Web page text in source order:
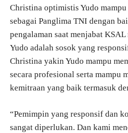
Christina optimistis Yudo mampu
sebagai Panglima TNI dengan
pengalaman saat menjabat
Yudo adalah sosok yang
Christina yakin Yudo mampu
secara profesional serta mampu
kemitraan yang baik termasuk
“Pemimpin yang responsif dan
sangat diperlukan. Dan kami